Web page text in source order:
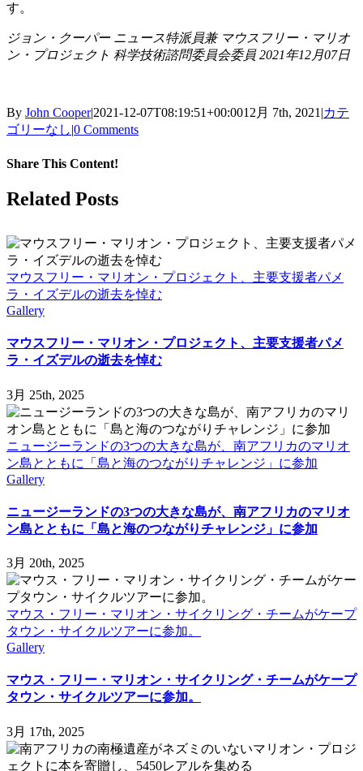
す。
ジョン・クーパー ニュース特派員兼 マウスフリー・マリオ
ン・プロジェクト 科学技術諮問委員会委員 2021年12月07日
By John Cooper|2021-12-07T08:19:51+00:0012月 7th, 2021|カテ
ゴリーなし|0 Comments
Share This Content!
Facebook
X
LinkedIn
WhatsApp
Tumblr
Pinterest
Email
Related Posts
マウスフリー・マリオン・プロジェクト、主要支援者パメ
ラ・イズデルの逝去を悼む
Gallery
マウスフリー・マリオン・プロジェクト、主要支援者パメ
ラ・イズデルの逝去を悼む
3月 25th, 2025
ニュージーランドの3つの大きな島が、南アフリカのマリオ
ン島とともに「島と海のつながりチャレンジ」に参加
Gallery
ニュージーランドの3つの大きな島が、南アフリカのマリオ
ン島とともに「島と海のつながりチャレンジ」に参加
3月 20th, 2025
マウス・フリー・マリオン・サイクリング・チームがケープ
タウン・サイクルツアーに参加。
Gallery
マウス・フリー・マリオン・サイクリング・チームがケープ
タウン・サイクルツアーに参加。
3月 17th, 2025